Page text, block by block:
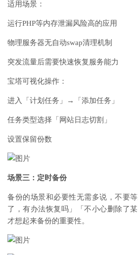
适用场景：
运行PHP等内存泄漏风险高的应用
物理服务器无自动swap清理机制
突发流量后需要快速恢复服务能力
宝塔可视化操作：
进入「计划任务」→「添加任务」
任务类型选择「网站日志切割」
设置保留份数
场景三：定时备份
备份的场景和必要性无需多说，不要
了，有办法恢复吗」「不小心删除了
才想起来备份的重要性。